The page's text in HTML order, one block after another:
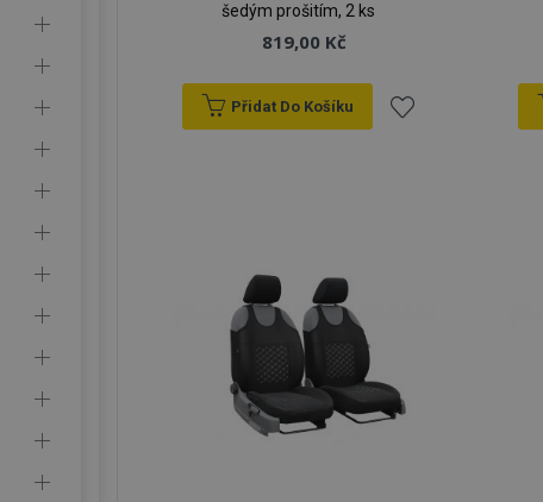
šedým prošitím, 2 ks
819,00 Kč
Přidat Do Košíku